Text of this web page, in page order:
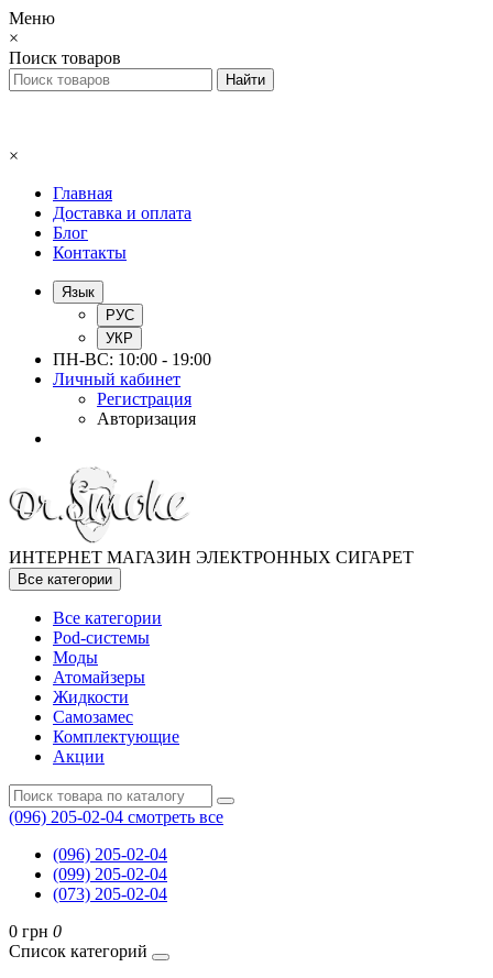
Меню
×
Поиск товаров
×
Главная
Доставка и оплата
Блог
Контакты
Язык
РУС
УКР
ПН-ВС: 10:00 - 19:00
Личный кабинет
Регистрация
Авторизация
ИНТЕРНЕТ МАГАЗИН ЭЛЕКТРОННЫХ СИГАРЕТ
Все категории
Все категории
Pod-системы
Моды
Атомайзеры
Жидкости
Самозамес
Комплектующие
Акции
(096) 205-02-04 смотреть все
(096) 205-02-04
(099) 205-02-04
(073) 205-02-04
0 грн 0
Список категорий